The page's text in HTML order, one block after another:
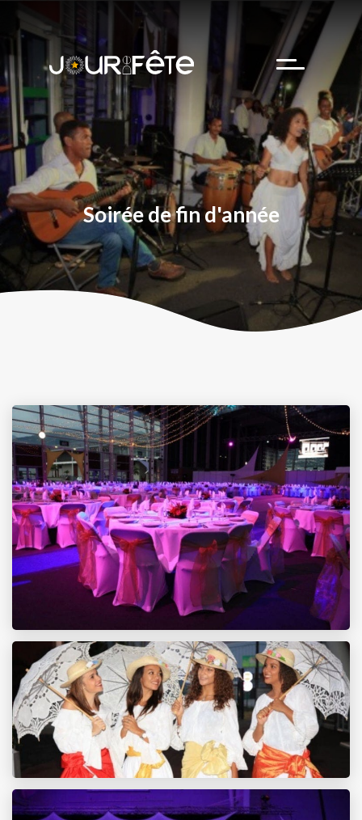
Team building
Hôtesse d’accueil
Business cases
Nos partenaires
Soirée de fin d'année